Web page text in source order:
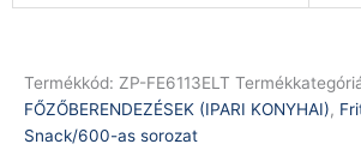
Termékkód: ZP-FE6113ELT
FŐZŐBERENDEZÉSEK (IPARI KONYHAI),
Snack/600-as sorozat